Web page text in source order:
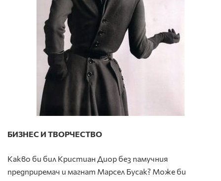
БИЗНЕС И ТВОРЧЕСТВО
Какво би бил Кристиан Диор без памучния
предприремач и магнат Марсел Бусак? Може би